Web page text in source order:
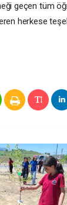
geçen tüm
herkese